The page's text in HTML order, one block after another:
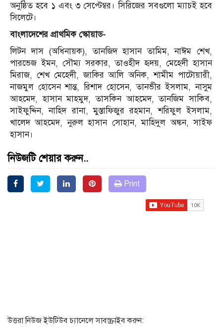
অনুষ্ঠিত হবে ১ এবং ৩ সেপ্টেম্বর। সিরিজের সবগুলো ম্যাচই হবে
সিলেটে।
বাংলাদেশের প্রাথমিক স্কোয়াড-
লিটন দাস (অধিনায়ক), তানজিদ হাসান তামিম, নাঈম শেখ,
পারভেজ ইমন, সৌম্য সরকার, তাওহীদ হৃদয়, মেহেদী হাসান
মিরাজ, শেখ মেহেদী, জাকির আলি অনিক, শামীম পাটোয়ারী,
নাজমুল হোসেন শান্ত, রিশাদ হোসেন, তানভীর ইসলাম, নাসুম
আহমেদ, হাসান মাহমুদ, তাসকিন আহমেদ, তানজিম সাকিব,
সাইফুদ্দিন, নাহিদ রানা, মুস্তাফিজুর রহমান, শরিফুল ইসলাম,
খালেদ আহমেদ, নুরুল হাসান সোহান, মাহিদুল অঙ্কন, সাইফ
হাসান।
নিউজটি শেয়ার করুন..
Print
উত্তরা নিউজ ইউটিউব চ্যানেলে সাবস্ক্রাইব করুন: